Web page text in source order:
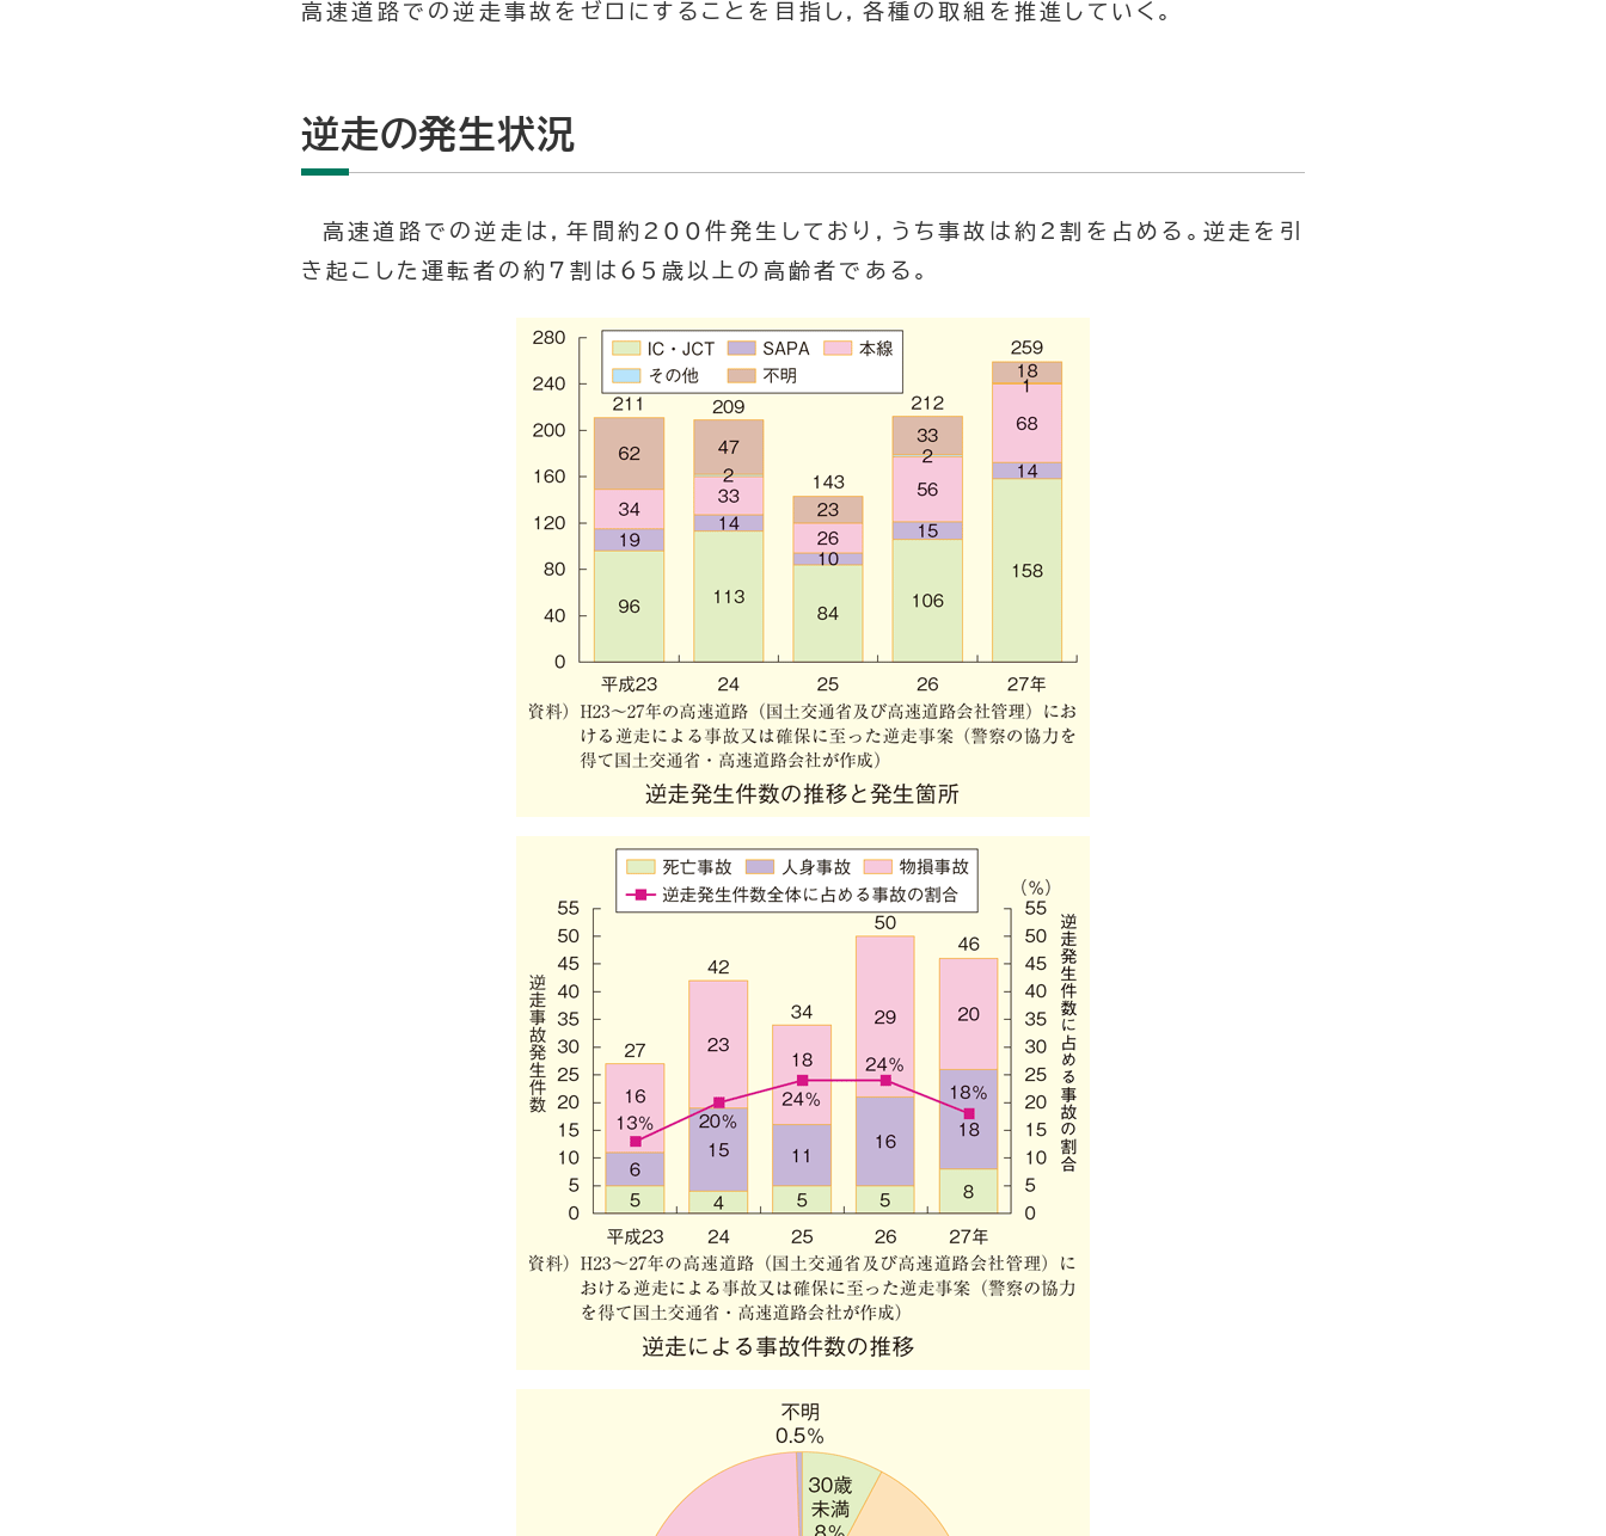
高速道路での逆走事故をゼロにすることを目指し，各種の取組を推進していく。
逆走の発生状況
高速道路での逆走は，年間約200件発生しており，うち事故は約2割を占める。逆走を引
き起こした運転者の約7割は65歳以上の高齢者である。